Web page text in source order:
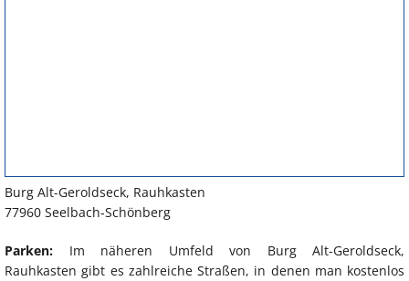
Burg Alt-Geroldseck, Rauhkasten
77960 Seelbach-Schönberg
Parken: Im näheren Umfeld von Burg Alt-Geroldseck,
Rauhkasten gibt es zahlreiche Straßen, in denen man kostenlos